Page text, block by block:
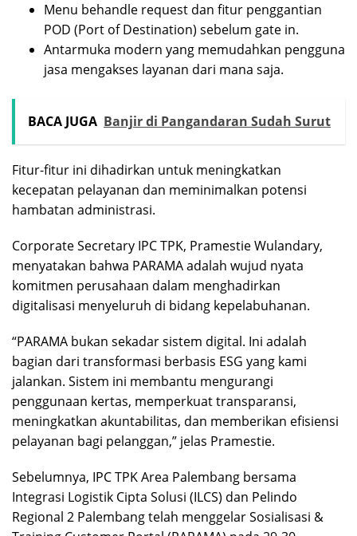
Menu behandle request dan fitur penggantian
POD (Port of Destination) sebelum gate in.
Antarmuka modern yang memudahkan pengguna
jasa mengakses layanan dari mana saja.
BACA JUGA Banjir di Pangandaran Sudah Surut
Fitur-fitur ini dihadirkan untuk meningkatkan
kecepatan pelayanan dan meminimalkan potensi
hambatan administrasi.
Corporate Secretary IPC TPK, Pramestie Wulandary,
menyatakan bahwa PARAMA adalah wujud nyata
komitmen perusahaan dalam menghadirkan
digitalisasi menyeluruh di bidang kepelabuhanan.
“PARAMA bukan sekadar sistem digital. Ini adalah
bagian dari transformasi berbasis ESG yang kami
jalankan. Sistem ini membantu mengurangi
penggunaan kertas, memperkuat transparansi,
meningkatkan akuntabilitas, dan memberikan efisiensi
pelayanan bagi pelanggan,” jelas Pramestie.
Sebelumnya, IPC TPK Area Palembang bersama
Integrasi Logistik Cipta Solusi (ILCS) dan Pelindo
Regional 2 Palembang telah menggelar Sosialisasi &